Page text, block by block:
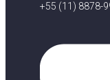
+55 (11) 8878-